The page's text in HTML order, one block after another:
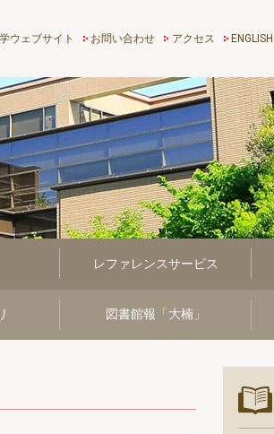
付属図書館
ウェブサイト お問い合わせ アクセス ENGLISH
レファレンスサービス
図書館報「大楠」